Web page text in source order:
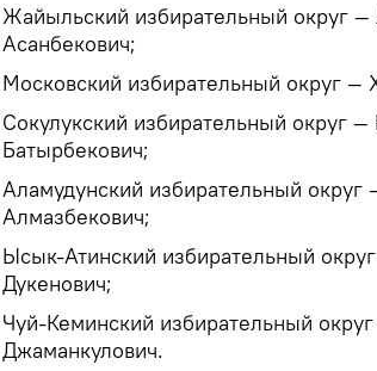
Жайыльский избирательный округ
Асанбекович;
Московский избирательный округ
Сокулукский избирательный округ
Батырбекович;
Аламудунский избирательный
Алмазбекович;
Ысык-Атинский избирательный
Дукенович;
Чуй-Кеминский избирательный
Джаманкулович.